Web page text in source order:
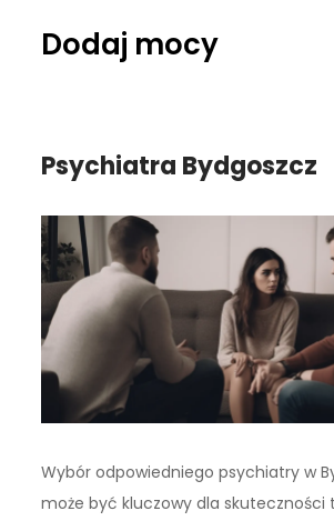
Dodaj mocy
Psychiatra Bydgoszcz
Wybór odpowiedniego psychiatry w
może być kluczowy dla skuteczności